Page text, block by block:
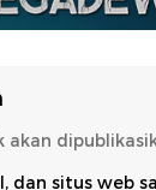
dan situs web